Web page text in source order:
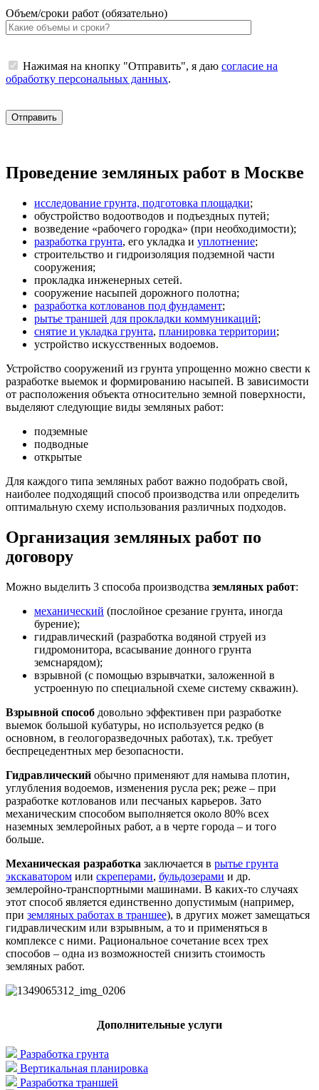
Объем/сроки работ (обязательно)
Нажимая на кнопку "Отправить", я даю согласие на
обработку персональных данных.
Проведение земляных работ в Москве
исследование грунта, подготовка площадки;
обустройство водоотводов и подъездных путей;
возведение «рабочего городка» (при необходимости);
разработка грунта, его укладка и уплотнение;
строительство и гидроизоляция подземной части
сооружения;
прокладка инженерных сетей.
сооружение насыпей дорожного полотна;
разработка котлованов под фундамент;
рытье траншей для прокладки коммуникаций;
снятие и укладка грунта, планировка территории;
устройство искусственных водоемов.
Устройство сооружений из грунта упрощенно можно свести к
разработке выемок и формированию насыпей. В зависимости
от расположения объекта относительно земной поверхности,
выделяют следующие виды земляных работ:
подземные
подводные
открытые
Для каждого типа земляных работ важно подобрать свой,
наиболее подходящий способ производства или определить
оптимальную схему использования различных подходов.
Организация земляных работ по
договору
Можно выделить 3 способа производства земляных работ:
механический (послойное срезание грунта, иногда
бурение);
гидравлический (разработка водяной струей из
гидромонитора, всасывание донного грунта
земснарядом);
взрывной (с помощью взрывчатки, заложенной в
устроенную по специальной схеме систему скважин).
Взрывной способ довольно эффективен при разработке
выемок большой кубатуры, но используется редко (в
основном, в геологоразведочных работах), т.к. требует
беспрецедентных мер безопасности.
Гидравлический обычно применяют для намыва плотин,
углубления водоемов, изменения русла рек; реже – при
разработке котлованов или песчаных карьеров. Зато
механическим способом выполняется около 80% всех
наземных землеройных работ, а в черте города – и того
больше.
Механическая разработка заключается в рытье грунта
экскаватором или скреперами, бульдозерами и др.
землеройно-транспортными машинами. В каких-то случаях
этот способ является единственно допустимым (например,
при земляных работах в траншее), в других может замещаться
гидравлическим или взрывным, а то и применяться в
комплексе с ними. Рациональное сочетание всех трех
способов – одна из возможностей снизить стоимость
земляных работ.
Дополнительные услуги
Разработка грунта
Вертикальная планировка
Разработка траншей